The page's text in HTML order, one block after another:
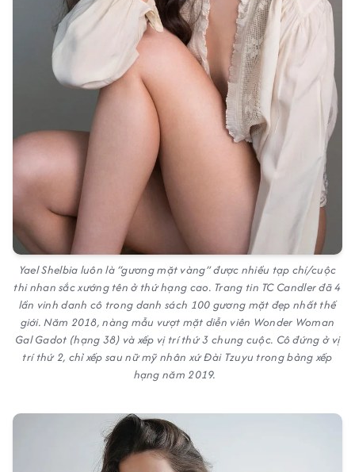
Yael Shelbia luôn là “gương mặt vàng” được nhiều tạp chí/cuộc
thi nhan sắc xướng tên ở thứ hạng cao. Trang tin TC Candler đã 4
lần vinh danh cô trong danh sách 100 gương mặt đẹp nhất thế
giới. Năm 2018, nàng mẫu vượt mặt diễn viên Wonder Woman
Gal Gadot (hạng 38) và xếp vị trí thứ 3 chung cuộc. Cô đứng ở vị
trí thứ 2, chỉ xếp sau nữ mỹ nhân xứ Đài Tzuyu trong bảng xếp
hạng năm 2019.